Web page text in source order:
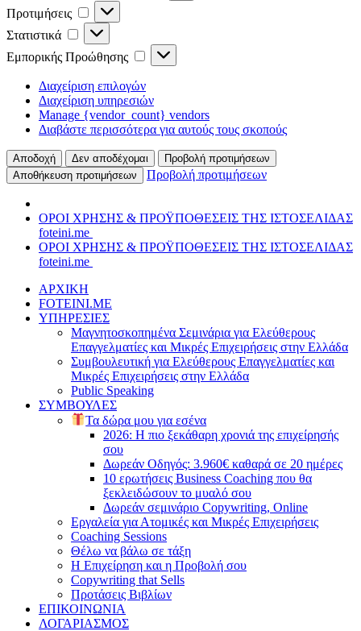
Προτιμήσεις
Προτιμήσεις
Στατιστικά
Στατιστικά
Εμπορικής Προώθησης
Εμπορικής
Προώθησης
Διαχείριση επιλογών
Διαχείριση υπηρεσιών
Manage {vendor_count} vendors
Διαβάστε περισσότερα για αυτούς τους σκοπούς
Αποδοχή Δεν αποδέχομαι
Προβολή προτιμήσεων
Αποθήκευση προτιμήσεων
Προβολή προτιμήσεων
ΟΡΟΙ ΧΡΗΣΗΣ & ΠΡΟΫΠΟΘΕΣΕΙΣ ΤΗΣ ΙΣΤΟΣΕΛΙΔΑΣ
foteini.me
ΟΡΟΙ ΧΡΗΣΗΣ & ΠΡΟΫΠΟΘΕΣΕΙΣ ΤΗΣ ΙΣΤΟΣΕΛΙΔΑΣ
foteini.me
Μετάβαση
περιεχόμενο
ΑΡΧΙΚΗ
FOTEINI.ME
ΥΠΗΡΕΣΙΕΣ
Μαγνητοσκοπημένα Σεμινάρια για Ελεύθερους
Επαγγελματίες και Μικρές Επιχειρήσεις στην Ελλάδα
Συμβουλευτική για Ελεύθερους Επαγγελματίες και
Μικρές Επιχειρήσεις στην Ελλάδα
Public Speaking
ΣΥΜΒΟΥΛΕΣ
Τα δώρα μου για εσένα
2026: Η πιο ξεκάθαρη χρονιά της επιχείρησής
σου
Δωρεάν Οδηγός: 3.960€ καθαρά σε 20 ημέρες
10 ερωτήσεις Business Coaching που θα
ξεκλειδώσουν το μυαλό σου
Δωρεάν σεμινάριο Copywriting, Online
Εργαλεία για Ατομικές και Μικρές Επιχειρήσεις
Coaching Sessions
Θέλω να βάλω σε τάξη
Η Επιχείρηση και η Προβολή σου
Copywriting that Sells
Προτάσεις Βιβλίων
ΕΠΙΚΟΙΝΩΝΙΑ
ΛΟΓΑΡΙΑΣΜΟΣ